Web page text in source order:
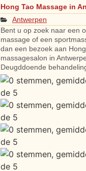
Hong Tao Massage in
Antwerpen
Bent u op zoek naar een
massage of een
dan een bezoek aan
massagesalon in
Deugddoende